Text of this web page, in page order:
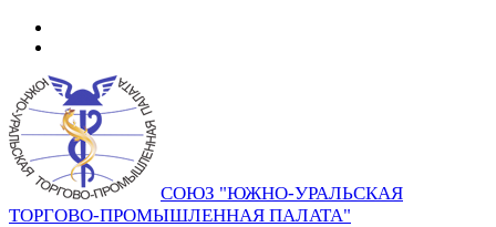
СОЮЗ "ЮЖНО-УРАЛЬСКАЯ
ТОРГОВО-ПРОМЫШЛЕННАЯ ПАЛАТА"